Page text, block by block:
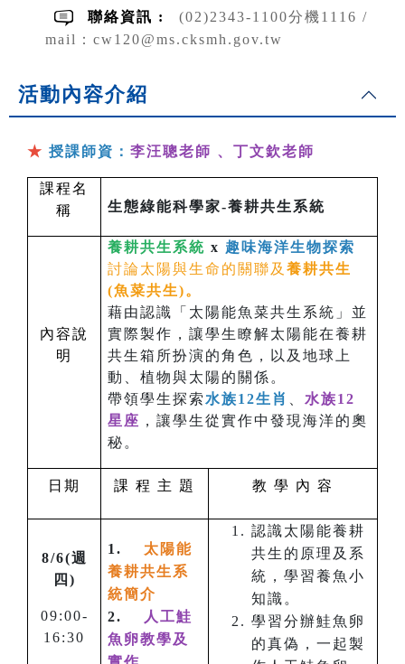
聯絡資訊 :
(02)2343-1100分機1116 /
mail：cw120@ms.cksmh.gov.tw
活動內容介紹
★ 授課師資： 李汪聰老師 、 丁文欽老師
課程名
稱
生態綠能科學家-養耕共生系統
內容說
明
養耕共生系統 x 趣味海洋生物探索
討論太陽與生命的關聯及 養耕共生
(魚菜共生)。
藉由認識「太陽能魚菜共生系統」並
實際製作，讓學生瞭解太陽能在養耕
共生箱所扮演的角色，以及地球上
動、植物與太陽的關係。
帶領學生探索 水族12生肖
水族12
星座 ，讓學生從實作中發現海洋的奧
秘。
日期 課 程 主 題 教 學 內 容
8/6(週
四 )
09:00-
16:30
1. 太陽能
養耕共生系
統簡介
2.
人工鮭
魚卵教學及
認識太陽能養耕
共生的原理及系
統，學習養魚小
知識。
學習分辦鮭魚卵
的真偽，一起製